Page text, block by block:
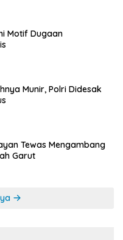
Motif Dugaan
Munir, Polri Didesak
Tewas Mengambang
Garut